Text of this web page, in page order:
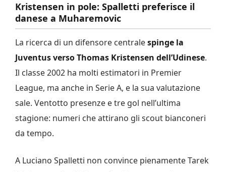
Kristensen in pole: Spalletti preferisce il
danese a Muharemovic
La ricerca di un difensore centralespinge la
Juventus verso Thomas Kristensen dell’Udinese.
Il classe 2002 ha molti estimatori in Premier
League, ma anche in Serie A, e la sua valutazione
sale. Ventotto presenze e tre gol nell’ultima
stagione: numeri che attirano gli scout bianconeri
da tempo.
A Luciano Spalletti non convince pienamente Tarek